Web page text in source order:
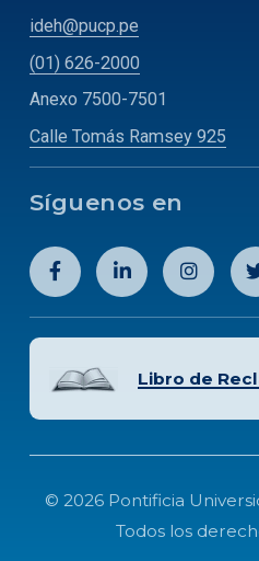
ideh@pucp.pe
(01) 626-2000
Anexo 7500-7501
Calle Tomás Ramsey 925
Síguenos en
Libro de
© 2026 Pontificia
Todos los